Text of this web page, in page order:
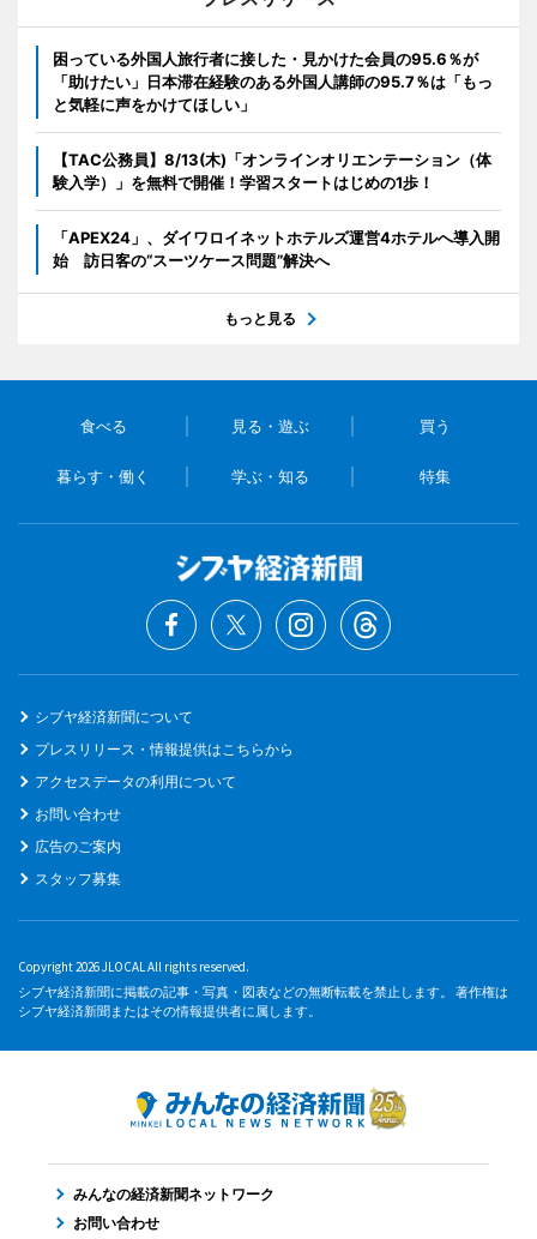
困っている外国人旅行者に接した・見かけた会員の95.6％が
「助けたい」日本滞在経験のある外国人講師の95.7％は「もっ
と気軽に声をかけてほしい」
【TAC公務員】8/13(木)「オンラインオリエンテーション（体
験入学）」を無料で開催！学習スタートはじめの1歩！
「APEX24」、ダイワロイネットホテルズ運営4ホテルへ導入開
始 訪日客の“スーツケース問題”解決へ
もっと見る
食べる 見る・遊ぶ 買う
暮らす・働く 学ぶ・知る 特集
シブヤ経済新聞について
プレスリリース・情報提供はこちらから
アクセスデータの利用について
お問い合わせ
広告のご案内
スタッフ募集
Copyright 2026 JLOCAL All rights reserved.
シブヤ経済新聞に掲載の記事・写真・図表などの無断転載を禁止します。 著作権は
シブヤ経済新聞またはその情報提供者に属します。
みんなの経済新聞ネットワーク
お問い合わせ